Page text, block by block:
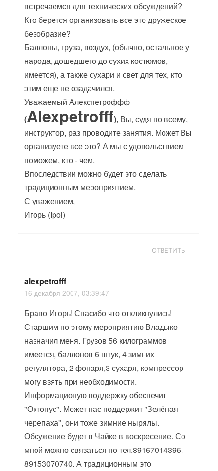
встречаемся для технических обсуждений?
Кто берется организовать все это дружеское
безобразие?
Баллоны, груза, воздух, (обычно, остальное у
народа, дошедшего до сухих костюмов,
имеется), а также сухари и свет для тех, кто
этим еще не озадачился.
Уважаемый Алекспетроффф
(Alexpetrofff), Вы, судя по всему,
инструктор, раз проводите занятия. Может Вы
организуете все это? А мы с удовольствием
поможем, кто - чем.
Впоследствии можно будет это сделать
традиционным мероприятием.
С уважением,
Игорь (Ipol)
ОТВЕТИТЬ
alexpetrofff
16 декабря 2007, 03:39:47
Браво Игорь! Спасибо что откликнулись!
Старшим по этому мероприятию Владыко
назначил меня. Грузов 56 килограммов
имеется, баллонов 6 штук, 4 зимних
регулятора, 2 фонаря,3 сухаря, компрессор
могу взять при необходимости.
Информационую поддержку обеспечит
"Октопус". Может нас поддержит "Зелёная
черепаха", они тоже зимние нырялы.
Обсужение будет в Чайке в воскресение. Со
мной можно связаться по тел.89167014395,
89153070740. А традиционным это